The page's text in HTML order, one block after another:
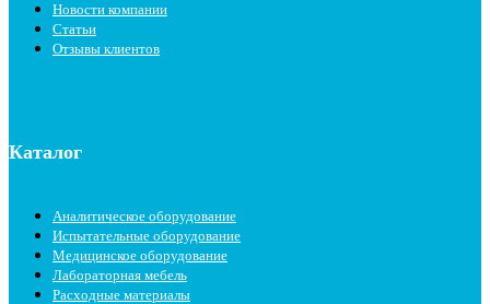
Новости компании
Статьи
Отзывы клиентов
Каталог
Аналитическое оборудование
Испытательные оборудование
Медицинское оборудование
Лабораторная мебель
Расходные материалы